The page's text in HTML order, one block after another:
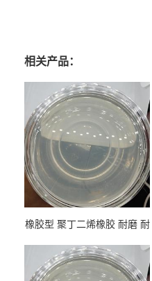
相关产品：
橡胶型 聚丁二烯橡胶 耐磨 耐
性